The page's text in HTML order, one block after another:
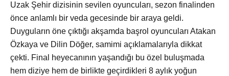
Uzak Şehir dizisinin sevilen oyuncuları, sezon finalinden
önce anlamlı bir veda gecesinde bir araya geldi.
Duyguların öne çıktığı akşamda başrol oyuncuları Atakan
Özkaya ve Dilin Döğer, samimi açıklamalarıyla dikkat
çekti. Final heyecanının yaşandığı bu özel buluşmada
hem diziye hem de birlikte geçirdikleri 8 aylık yoğun